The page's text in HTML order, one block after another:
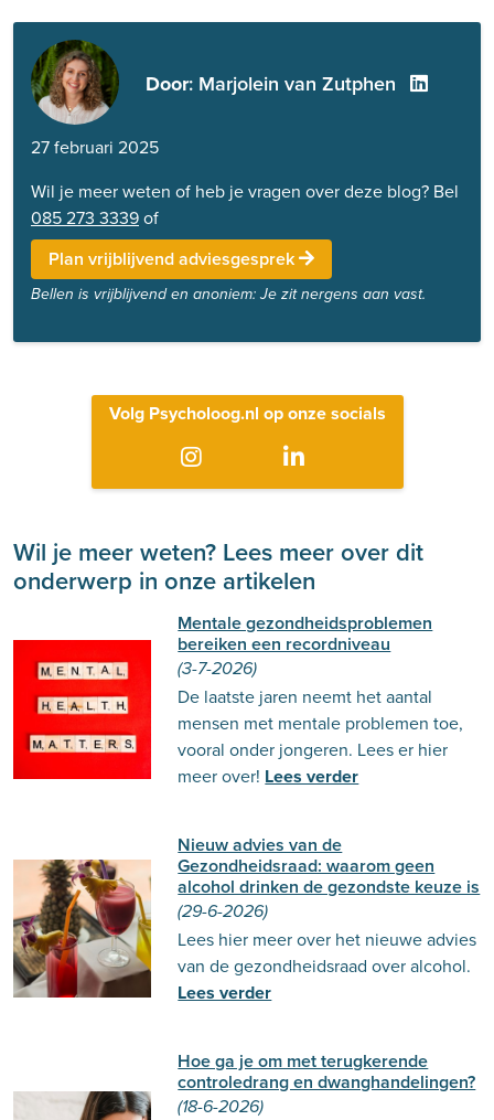
Door: Marjolein van Zutphen
27 februari 2025
Wil je meer weten of heb je vragen over deze blog? Bel
085 273 3339of
Plan vrijblijvend adviesgesprek
Bellen is vrijblijvend en anoniem: Je zit nergens aan vast.
Volg Psycholoog.nl op onze socials
Wil je meer weten? Lees meer over dit
onderwerp in onze artikelen
Mentale gezondheidsproblemen
bereiken een recordniveau
(3-7-2026)
De laatste jaren neemt het aantal
mensen met mentale problemen toe,
vooral onder jongeren. Lees er hier
meer over! Lees verder
Nieuw advies van de
Gezondheidsraad: waarom geen
alcohol drinken de gezondste keuze is
(29-6-2026)
Lees hier meer over het nieuwe advies
van de gezondheidsraad over alcohol.
Lees verder
Hoe ga je om met terugkerende
controledrang en dwanghandelingen?
(18-6-2026)